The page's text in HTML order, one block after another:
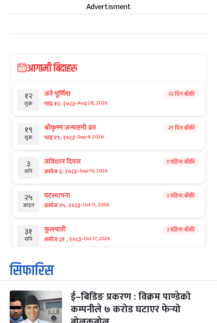
Advertisment
आगामी बिदाहरु
१२
शुक्र
जनै पूर्णिमा
भाद्र १२, २०८३-Aug 28, 2026
२२ दिन बाँकी
१९
शुक्र
श्रीकृष्ण जन्माष्टमी व्रत
भाद्र १९, २०८३-Sep 4, 2026
२९ दिन बाँकी
३
शनि
संविधान दिवस
असोज ३, २०८३-Sep 19, 2026
१ महिना बाँकी
२५
आइत
घटस्थापना
असोज २५, २०८३-Oct 11, 2026
२ महिना बाँकी
३१
शनि
फूलपाती
असोज ३१ , २०८३-Oct 17, 2026
२ महिना बाँकी
१
आइत
कार्तिक सङ्क्रान्ति
कार्तिक १, २०८३
३
मंगल
महानवमी
कार्तिक ३, २०८३-Oct 20, 2026
२ महिना बाँकी
सिफारिस
ई–बिडिङ प्रकरण : विक्रम पाण्डेको
कम्पनीले ७ करोड घटाएर फेर्‍यो